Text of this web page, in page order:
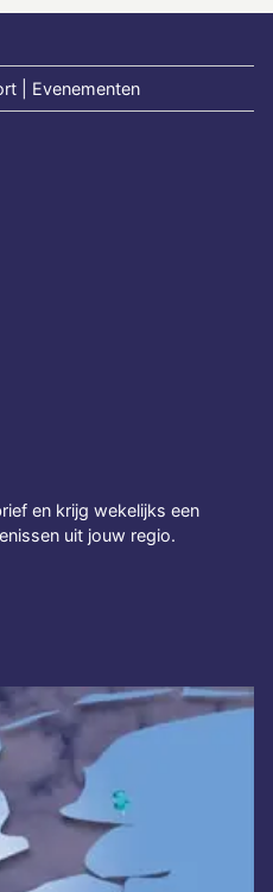
| Evenementen
en krijg wekelijks een
uit jouw regio.